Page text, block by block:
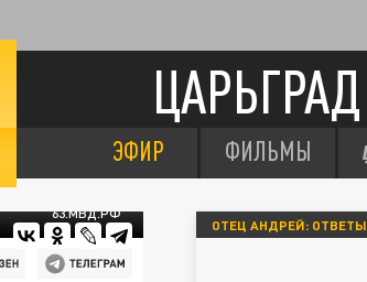
ЦАРЬГРАД
ЭФИР ФИЛЬМЫ
63.МВД.РФ
ОТЕЦ АНДРЕЙ: ОТВЕТЫ